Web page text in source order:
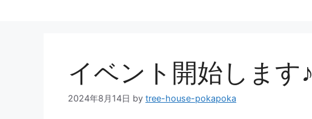
イベント開始します♪
2024年8月14日 by tree-house-pokapoka